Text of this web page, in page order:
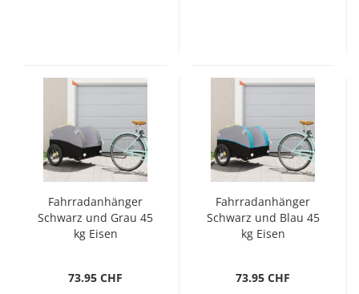
Fahrradanhänger
Schwarz und Grau 45
kg Eisen
73.95 CHF
Fahrradanhänger
Schwarz und Blau 45
kg Eisen
73.95 CHF